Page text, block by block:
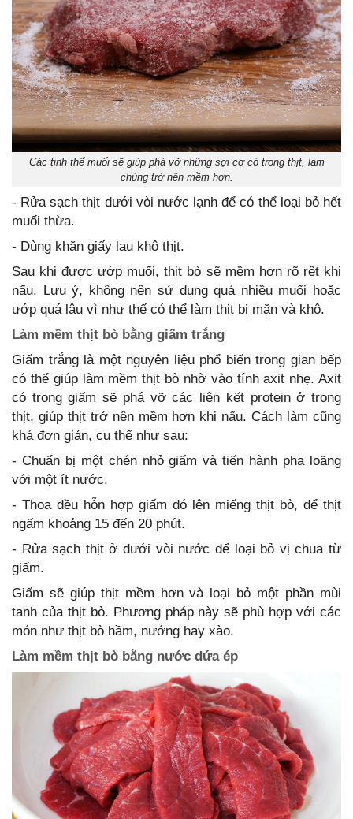
Các tinh thể muối sẽ giúp phá vỡ những sợi cơ có trong thịt, làm
chúng trở nên mềm hơn.
- Rửa sạch thịt dưới vòi nước lạnh để có thể loại bỏ hết
muối thừa.
- Dùng khăn giấy lau khô thịt.
Sau khi được ướp muối, thịt bò sẽ mềm hơn rõ rệt khi
nấu. Lưu ý, không nên sử dụng quá nhiều muối hoặc
ướp quá lâu vì như thế có thể làm thịt bị mặn và khô.
Làm mềm thịt bò bằng giấm trắng
Giấm trắng là một nguyên liệu phổ biến trong gian bếp
có thể giúp làm mềm thịt bò nhờ vào tính axit nhẹ. Axit
có trong giấm sẽ phá vỡ các liên kết protein ở trong
thịt, giúp thịt trở nên mềm hơn khi nấu. Cách làm cũng
khá đơn giản, cụ thể như sau:
- Chuẩn bị một chén nhỏ giấm và tiến hành pha loãng
với một ít nước.
- Thoa đều hỗn hợp giấm đó lên miếng thịt bò, để thịt
ngấm khoảng 15 đến 20 phút.
- Rửa sạch thịt ở dưới vòi nước để loại bỏ vị chua từ
giấm.
Giấm sẽ giúp thịt mềm hơn và loại bỏ một phần mùi
tanh của thịt bò. Phương pháp này sẽ phù hợp với các
món như thịt bò hầm, nướng hay xào.
Làm mềm thịt bò bằng nước dứa ép